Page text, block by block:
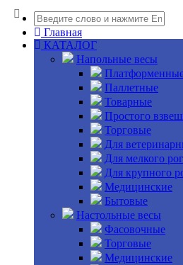
Главная
КАТАЛОГ
Напольные весы
Паллетные
Товарные
Простого
Торговые
Для
Для мелкого
Для крупного
Медицинские
Бытовые
Настольные весы
Фасовочные
Торговые
Медицинские